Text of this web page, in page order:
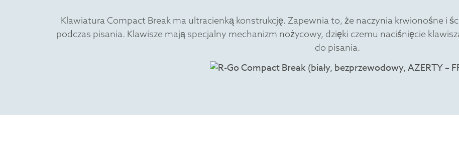
Klawiatura Compact Break ma ultracienką konstrukcję. Zapewnia to, że naczynia krwionośne i
podczas pisania. Klawisze mają specjalny mechanizm nożycowy, dzięki czemu naciśnięcie
do pisania.